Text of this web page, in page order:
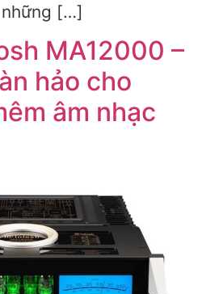
[…]
MA12000 –
hảo cho
âm nhạc